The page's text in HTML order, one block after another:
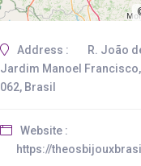
Address :
R. João
Jardim Manoel Francisco,
062, Brasil
Website :
https://